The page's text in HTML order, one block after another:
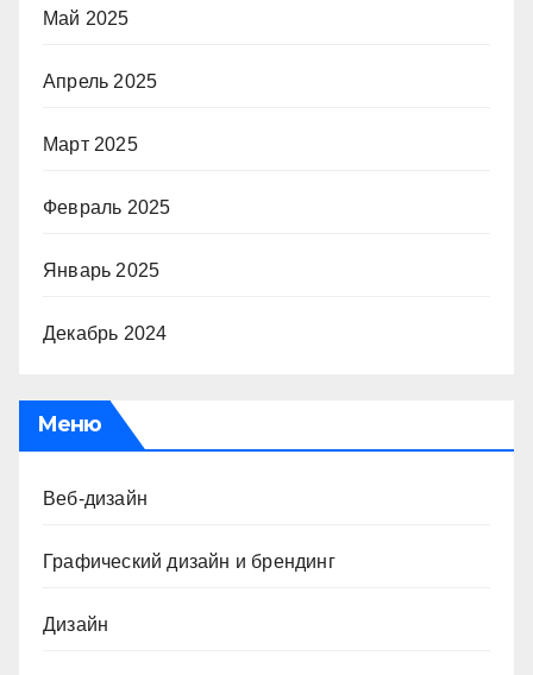
Май 2025
Апрель 2025
Март 2025
Февраль 2025
Январь 2025
Декабрь 2024
Меню
Веб-дизайн
Графический дизайн и брендинг
Дизайн